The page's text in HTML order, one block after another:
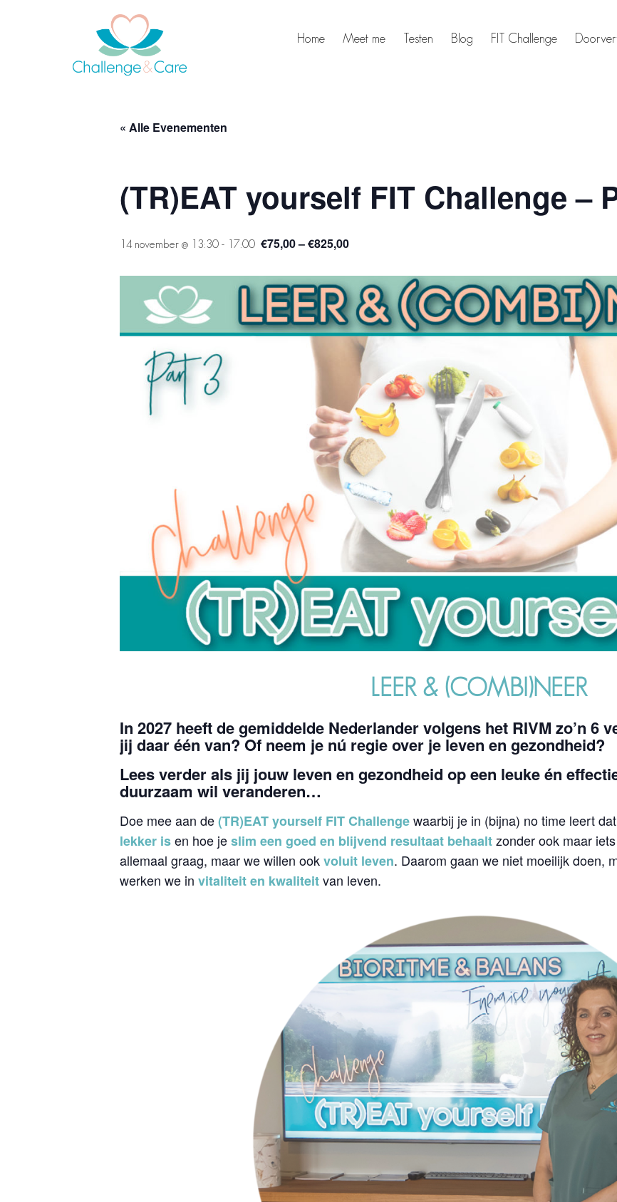
Home Meet me Testen Blog FIT Challenge
« Alle Evenementen
(TR)EAT yourself FIT Challenge –
14 november @ 13:30 - 17:00 €75,00 – €825,00
LEER & (COMBI)NEER
In 2027 heeft de gemiddelde Nederlander volgens het RIVM zo’n 6
jij daar één van? Of neem je nú regie over je leven en gezondheid?
Lees verder als jij jouw leven en gezondheid op een leuke én
duurzaam wil veranderen…
Doe mee aan de(TR)EAT yourself FIT Challengewaarbij je in (bijna) no time leert dat
lekker isen hoe jeslim een goed en blijvend resultaat behaaltzonder ook maar
allemaal graag, maar we willen ookvoluit leven. Daarom gaan we niet moeilijk doen,
werken we in vitaliteit en kwaliteitvan leven.